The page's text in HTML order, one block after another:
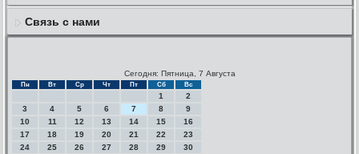
Связь с нами
Сегодня: Пятница, 7 Августа
Пн Вт Ср Чт Пт Сб Вс
1
2
3
4 5 6 7 8
9
10
11 12 13 14 15
16
17
18 19 20 21 22
23
24
25 26 27 28 29
30